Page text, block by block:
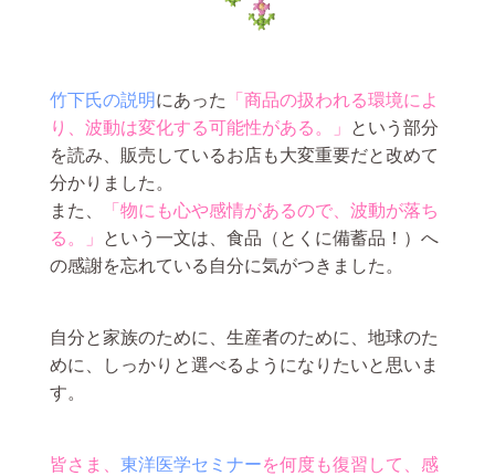
竹下氏の説明にあった
「商品の扱われる環境によ
り、波動は変化する可能性がある。」
という部分
を読み、販売しているお店も大変重要だと改めて
分かりました。
また、
「物にも心や感情があるので、波動が落ち
る。」
という一文は、食品（とくに備蓄品！）へ
の感謝を忘れている自分に気がつきました。
自分と家族のために、生産者のために、地球のた
めに、しっかりと選べるようになりたいと思いま
す。
皆さま、 東洋医学セミナーを何度も復習して、感